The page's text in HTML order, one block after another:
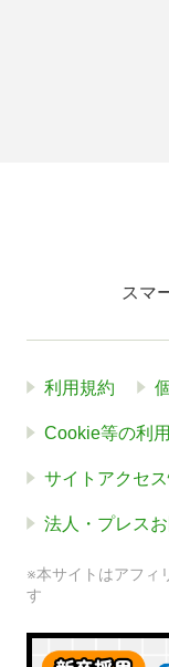
スマ
利用規約
Cookie等の利
サイトアクセ
法人・プレス
※本サイトはアフィ
す